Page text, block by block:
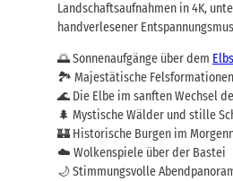
Landschaftsaufnahmen in 4K,
handverlesener
🌅 Sonnenaufgänge über dem
🏞️ Majestätische
🌊 Die Elbe im sanften Wechsel
🌲 Mystische Wälder und stille
🏰 Historische Burgen im
☁️ Wolkenspiele über der Bastei
🌙 Stimmungsvolle